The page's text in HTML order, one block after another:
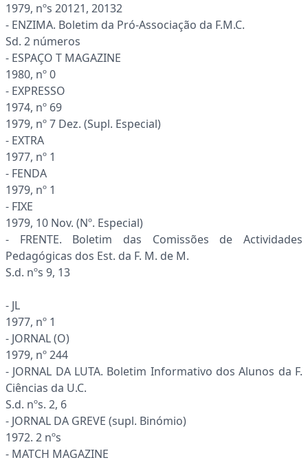
1979, nºs 20121, 20132
- ENZIMA. Boletim da Pró-Associação da F.M.C.
Sd. 2 números
- ESPAÇO T MAGAZINE
1980, nº 0
- EXPRESSO
1974, nº 69
1979, nº 7 Dez. (Supl. Especial)
- EXTRA
1977, nº 1
- FENDA
1979, nº 1
- FIXE
1979, 10 Nov. (Nº. Especial)
- FRENTE. Boletim das Comissões de Actividades
Pedagógicas dos Est. da F. M. de M.
S.d. nºs 9, 13
- JL
1977, nº 1
- JORNAL (O)
1979, nº 244
- JORNAL DA LUTA. Boletim Informativo dos Alunos da F.
Ciências da U.C.
S.d. nºs. 2, 6
- JORNAL DA GREVE (supl. Binómio)
1972. 2 nºs
- MATCH MAGAZINE